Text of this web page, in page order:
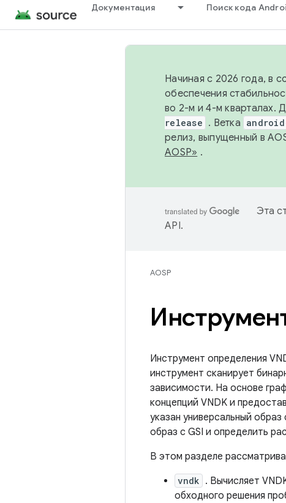
Документация Поиск кода
Начиная с 2026 года, в
обеспечения
во 2-м и 4-м кварталах.
release . Ветка
релиз, выпущенный в
AOSP» .
Эта
API.
AOSP
Инструмент определения
инструмент сканирует
зависимости. На основе
концепций VNDK и
указан универсальный
образ с GSI и определить
В этом разделе
vndk . Вычисляет
обходного решения